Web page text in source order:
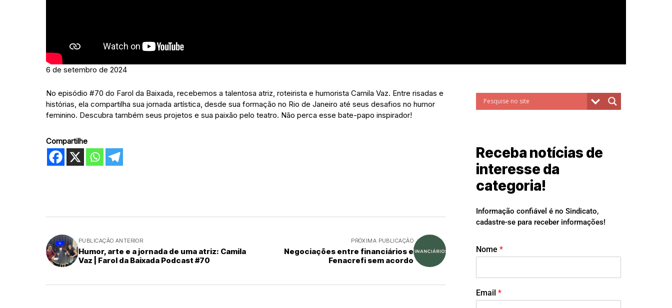
6 de setembro de 2024
No episódio #70 do Farol da Baixada, recebemos a talentosa atriz, roteirista e humorista Camila Vaz. Entre risadas e
histórias, ela compartilha sua jornada artística, desde sua formação no Rio de Janeiro até seus desafios no humor
feminino. Descubra também seus projetos e sua paixão pelo teatro. Não perca esse bate-papo inspirador!
Compartilhe
PUBLICAÇÃO ANTERIOR
Humor, arte e a jornada de uma atriz: Camila
Vaz | Farol da Baixada Podcast #70
PRÓXIMA PUBLICAÇÃO
Negociações entre financiários e
Fenacrefi sem acordo
Receba notícias de
interesse da
categoria!
Informação confiável é no Sindicato,
cadastre-se para receber informações!
Nome *
Email *